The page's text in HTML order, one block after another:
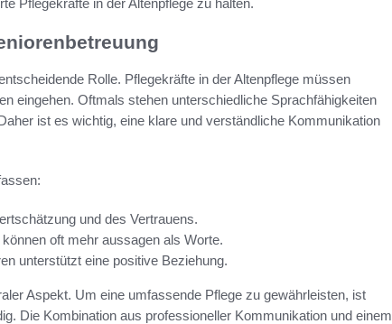
Pflegekräfte in der Altenpflege zu halten.
Rolle. Pflegekräfte in der Altenpflege müssen
eingehen. Oftmals stehen unterschiedliche Sprachfähigkeiten
ist es wichtig, eine klare und verständliche Kommunikation
und des Vertrauens.
oft mehr aussagen als Worte.
unterstützt eine positive Beziehung.
Aspekt. Um eine umfassende Pflege zu gewährleisten, ist
Die Kombination aus professioneller Kommunikation und einem